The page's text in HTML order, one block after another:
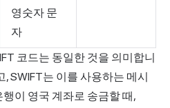
영숫자 문
자
코드는 동일한 것을 의미합니
, SWIFT는 이를 사용하는 메시
이 영국 계좌로 송금할 때,